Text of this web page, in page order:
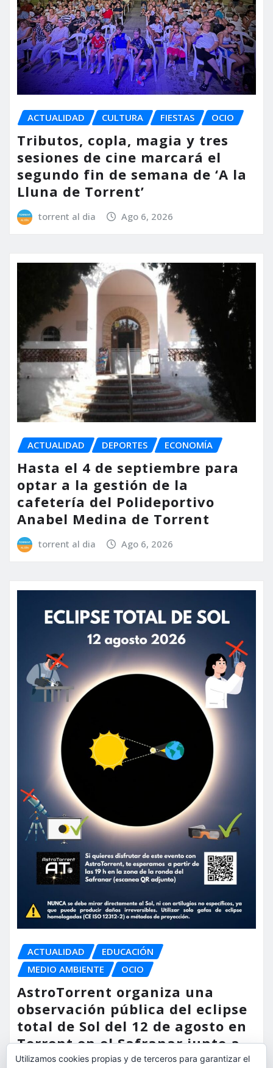
ACTUALIDAD CULTURA FIESTAS OCIO
Tributos, copla, magia y tres
sesiones de cine marcará el
segundo fin de semana de ‘A la
Lluna de Torrent’
torrent al dia Ago 6, 2026
ACTUALIDAD DEPORTES ECONOMÍA
Hasta el 4 de septiembre para
optar a la gestión de la
cafetería del Polideportivo
Anabel Medina de Torrent
torrent al dia Ago 6, 2026
ACTUALIDAD
EDUCACIÓN
MEDIO AMBIENTE
OCIO
AstroTorrent organiza una
observación pública del eclipse
total de Sol del 12 de agosto en
Torrent en el Safranar junto a
las vías del AVE
Utilizamos cookies propias y de terceros para garantizar el